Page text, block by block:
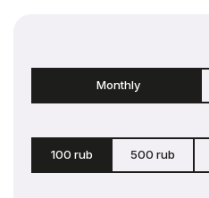
Monthly
100 rub 500 rub